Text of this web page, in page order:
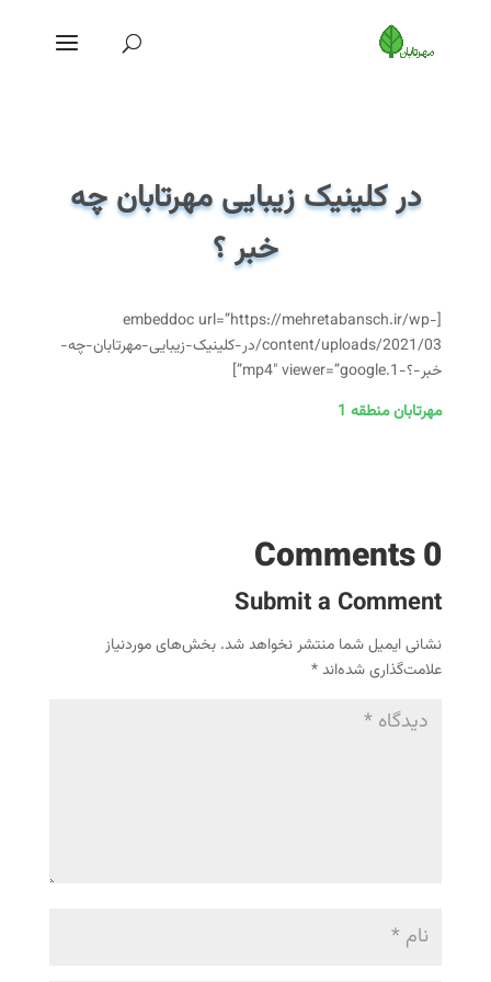
در کلینیک زیبایی مهرتابان چه
خبر ؟
[embeddoc url=”https://mehretabansch.ir/wp-
content/uploads/2021/03/در-کلینیک-زیبایی-مهرتابان-چه-
خبر-؟-1.mp4″ viewer=”google”]
مهرتابان منطقه 1
0 Comments
Submit a Comment
نشانی ایمیل شما منتشر نخواهد شد. بخش‌های موردنیاز
علامت‌گذاری شده‌اند*